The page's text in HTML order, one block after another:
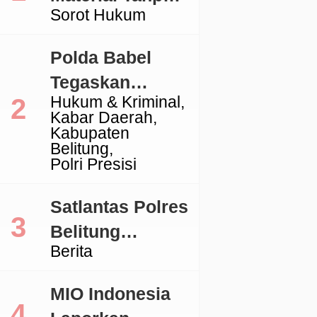
Sorot Hukum
Izin, Aktivitas
Lingga Jadi
Sorotan
Hukum & Kriminal
Kabar Daerah
Kabupaten
Belitung
Polri Presisi
Polda Babel
Tegaskan
Komitmen
Penegakan
Hukum Terkait
Pasir Timah
Ilegal Di
Belitung
Berita
Satlantas Polres
Belitung
Tertibkan
dengan TNKB
MIO Indonesia